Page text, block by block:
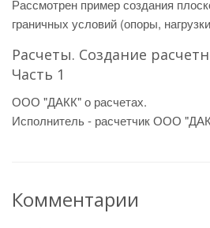
Рассмотрен пример создания
граничных условий (опоры,
Расчеты. Создание
Часть 1
ООО "ДАКК" о расчетах.
Исполнитель - расчетчик ООО
Комментарии